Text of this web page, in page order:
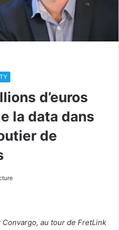
d’euros
la data dans
de
au tour de FretLink